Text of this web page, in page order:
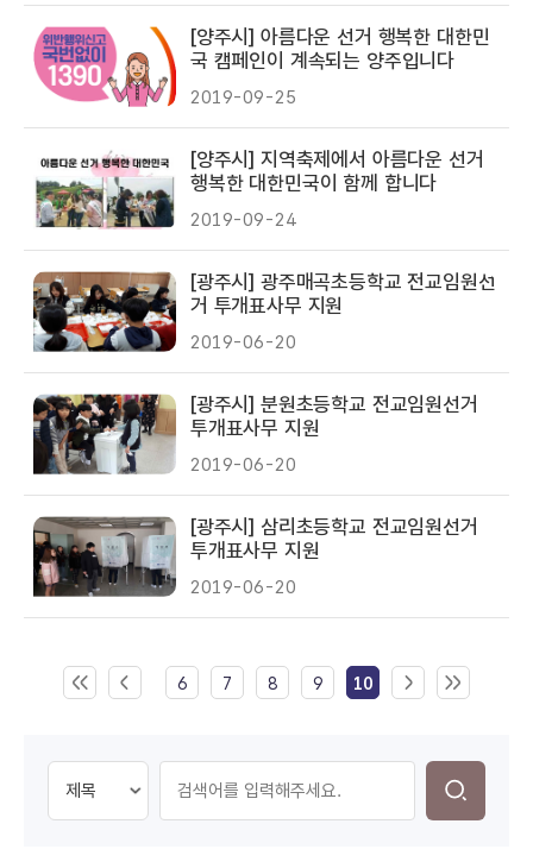
[양주시] 아름다운 선거 행복한 대한민
국 캠페인이 계속되는 양주입니다
2019-09-25
[양주시] 지역축제에서 아름다운 선거
행복한 대한민국이 함께 합니다
2019-09-24
[광주시] 광주매곡초등학교 전교임원선
거 투개표사무 지원
2019-06-20
[광주시] 분원초등학교 전교임원선거
투개표사무 지원
2019-06-20
[광주시] 삼리초등학교 전교임원선거
투개표사무 지원
2019-06-20
6 7 8 9 10